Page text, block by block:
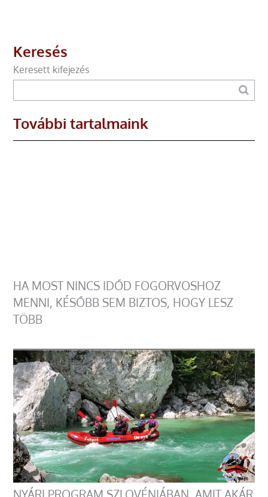
Keresés
Keresett kifejezés
További tartalmaink
HA MOST NINCS IDŐD FOGORVOSHOZ
MENNI, KÉSŐBB SEM BIZTOS, HOGY LESZ
TÖBB
NYÁRI PROGRAM SZLOVÉNIÁBAN, AMIT AKÁR